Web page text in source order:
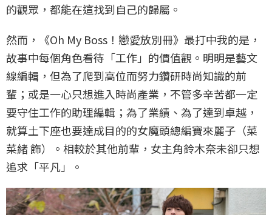
的觀眾，都能在這找到自己的歸屬。
然而，《Oh My Boss！戀愛放別冊》最打中我的是，
故事中每個角色看待「工作」的價值觀。明明是藝文
線編輯，但為了爬到高位而努力鑽研時尚知識的前
輩；或是一心只想進入時尚產業，不管多辛苦都一定
要守住工作的助理編輯；為了業績、為了達到卓越，
就算土下座也要達成目的的女魔頭總編寶來麗子（菜
菜緒 飾）。相較於其他前輩，女主角鈴木奈未卻只想
追求「平凡」。